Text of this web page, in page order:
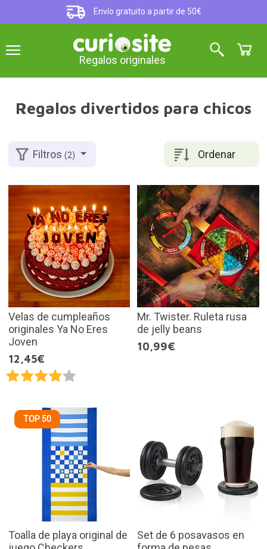
Envío gratuito a partir de 50€
Regalos originales
Regalos divertidos para chicos
Ordenar
Filtros(2)
Velas de cumpleaños
originales Ya No Eres
Joven
12,45€
Mr. Twister. Ruleta rusa
de jelly beans
10,99€
TOP 50
Toalla de playa original de
Set de 6 posavasos en